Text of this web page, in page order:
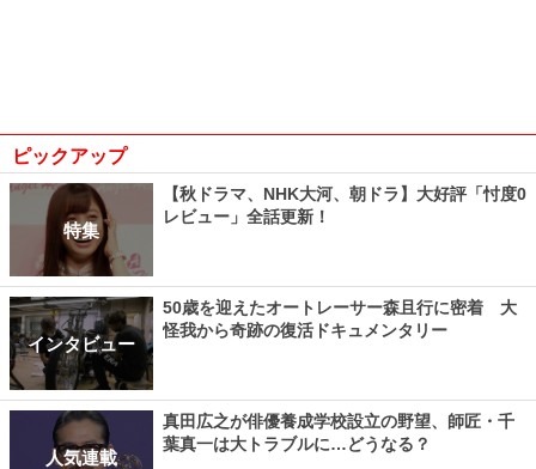
ピックアップ
特集
【秋ドラマ、NHK大河、朝ドラ】大好評「忖度0
レビュー」全話更新！
インタビュー
50歳を迎えたオートレーサー森且行に密着 大
怪我から奇跡の復活ドキュメンタリー
人気連載
真田広之が俳優養成学校設立の野望、師匠・千
葉真一は大トラブルに…どうなる？